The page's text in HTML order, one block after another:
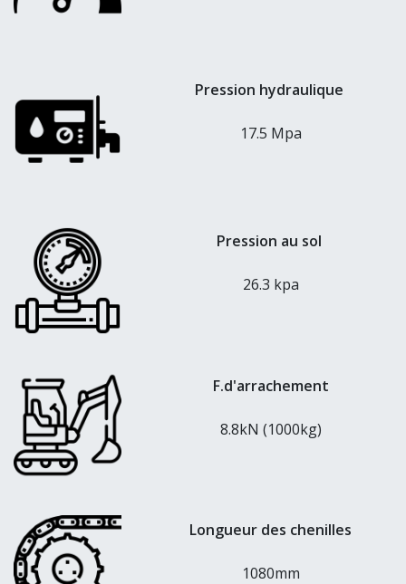
Pression hydraulique
17.5 Mpa
Pression au sol
26.3 kpa
F.d'arrachement
8.8kN (1000kg)
Longueur des chenilles
1080mm